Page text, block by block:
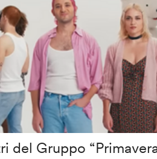
del Gruppo